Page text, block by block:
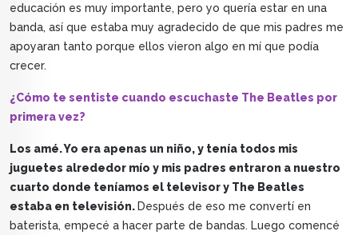
educación es muy importante, pero yo quería estar en una
banda, así que estaba muy agradecido de que mis padres me
apoyaran tanto porque ellos vieron algo en mí que podía
crecer.
¿Cómo te sentiste cuando escuchaste The Beatles por
primera vez?
Los amé. Yo era apenas un niño, y tenía todos mis
juguetes alrededor mío y mis padres entraron a nuestro
cuarto donde teníamos el televisor y The Beatles
estaba en televisión. Después de eso me convertí en
baterista, empecé a hacer parte de bandas. Luego comencé